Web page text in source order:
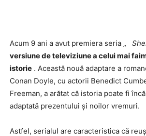
Acum 9 ani a avut premiera seria „
versiune de televiziune a celui mai
istorie . Această nouă adaptare a
Conan Doyle, cu actorii Benedict
Freeman, a arătat că istoria poate fi
adaptată prezentului și noilor vremuri.
Astfel, serialul are caracteristica că